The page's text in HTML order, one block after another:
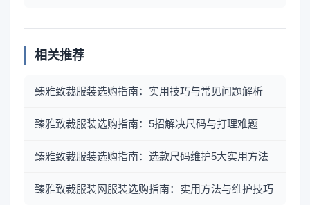
相关推荐
臻雅致裁服装选购指南：实用技巧与常见问题解析
臻雅致裁服装选购指南：5招解决尺码与打理难题
臻雅致裁服装选购指南：选款尺码维护5大实用方法
臻雅致裁服装网服装选购指南：实用方法与维护技巧